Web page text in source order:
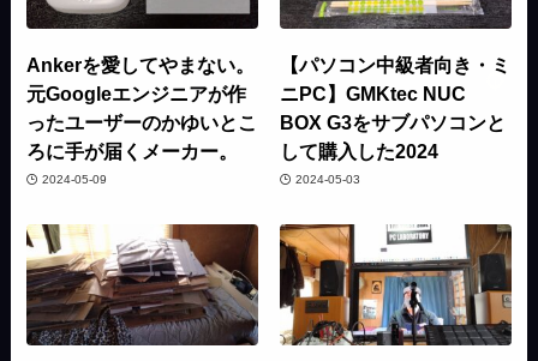
Ankerを愛してやまない。
元Googleエンジニアが作
ったユーザーのかゆいとこ
ろに手が届くメーカー。
2024-05-09
【パソコン中級者向き・ミ
ニPC】GMKtec NUC
BOX G3をサブパソコンと
して購入した2024
2024-05-03